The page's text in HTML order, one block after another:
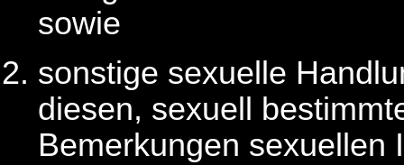
sowie
sonstige sexuelle
diesen, sexuell
Bemerkungen sexuellen